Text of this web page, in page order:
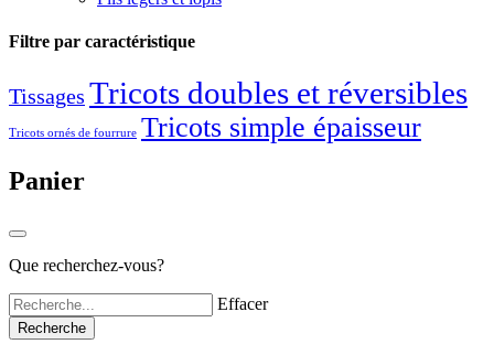
Filtre par caractéristique
Tissages Tricots doubles et réversibles
Tricots ornés de fourrure Tricots simple épaisseur
Panier
Que recherchez-vous?
Effacer